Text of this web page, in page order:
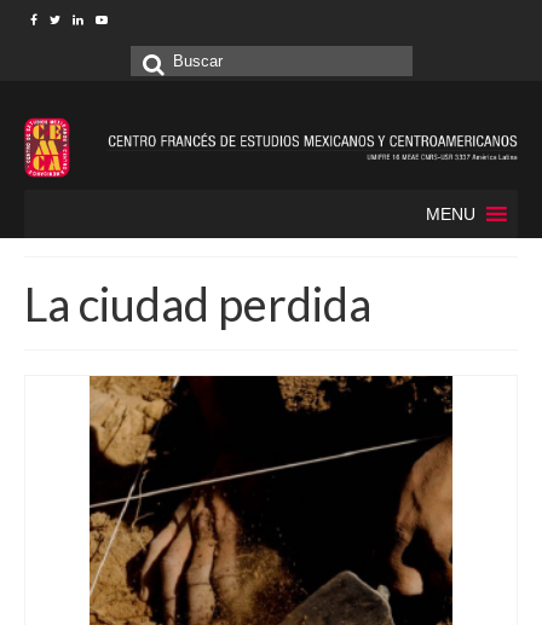
Buscar
MENU
La ciudad perdida